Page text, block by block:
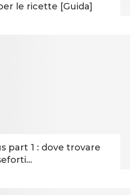
le ricette [Guida]
part 1 : dove trovare